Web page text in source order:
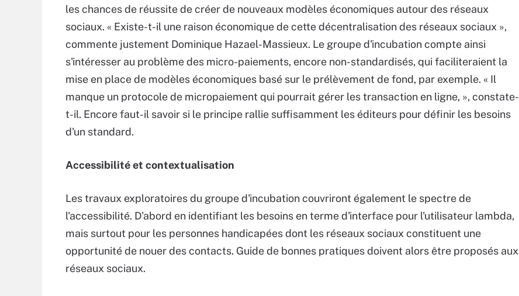
les chances de réussite de créer de nouveaux modèles économiques autour des réseaux
sociaux. « Existe-t-il une raison économique de cette décentralisation des réseaux sociaux »,
commente justement Dominique Hazael-Massieux. Le groupe d'incubation compte ainsi
s'intéresser au problème des micro-paiements, encore non-standardisés, qui faciliteraient la
mise en place de modèles économiques basé sur le prélèvement de fond, par exemple. « Il
manque un protocole de micropaiement qui pourrait gérer les transaction en ligne, », constate-
t-il. Encore faut-il savoir si le principe rallie suffisamment les éditeurs pour définir les besoins
d'un standard.
Accessibilité et contextualisation
Les travaux exploratoires du groupe d'incubation couvriront également le spectre de
l'accessibilité. D'abord en identifiant les besoins en terme d'interface pour l'utilisateur lambda,
mais surtout pour les personnes handicapées dont les réseaux sociaux constituent une
opportunité de nouer des contacts. Guide de bonnes pratiques doivent alors être proposés aux
réseaux sociaux.